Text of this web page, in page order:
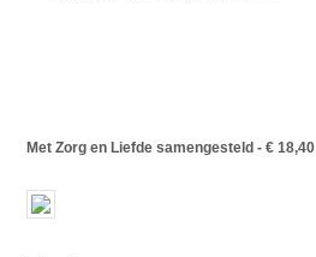
Met Zorg en Liefde samengesteld - € 18,40